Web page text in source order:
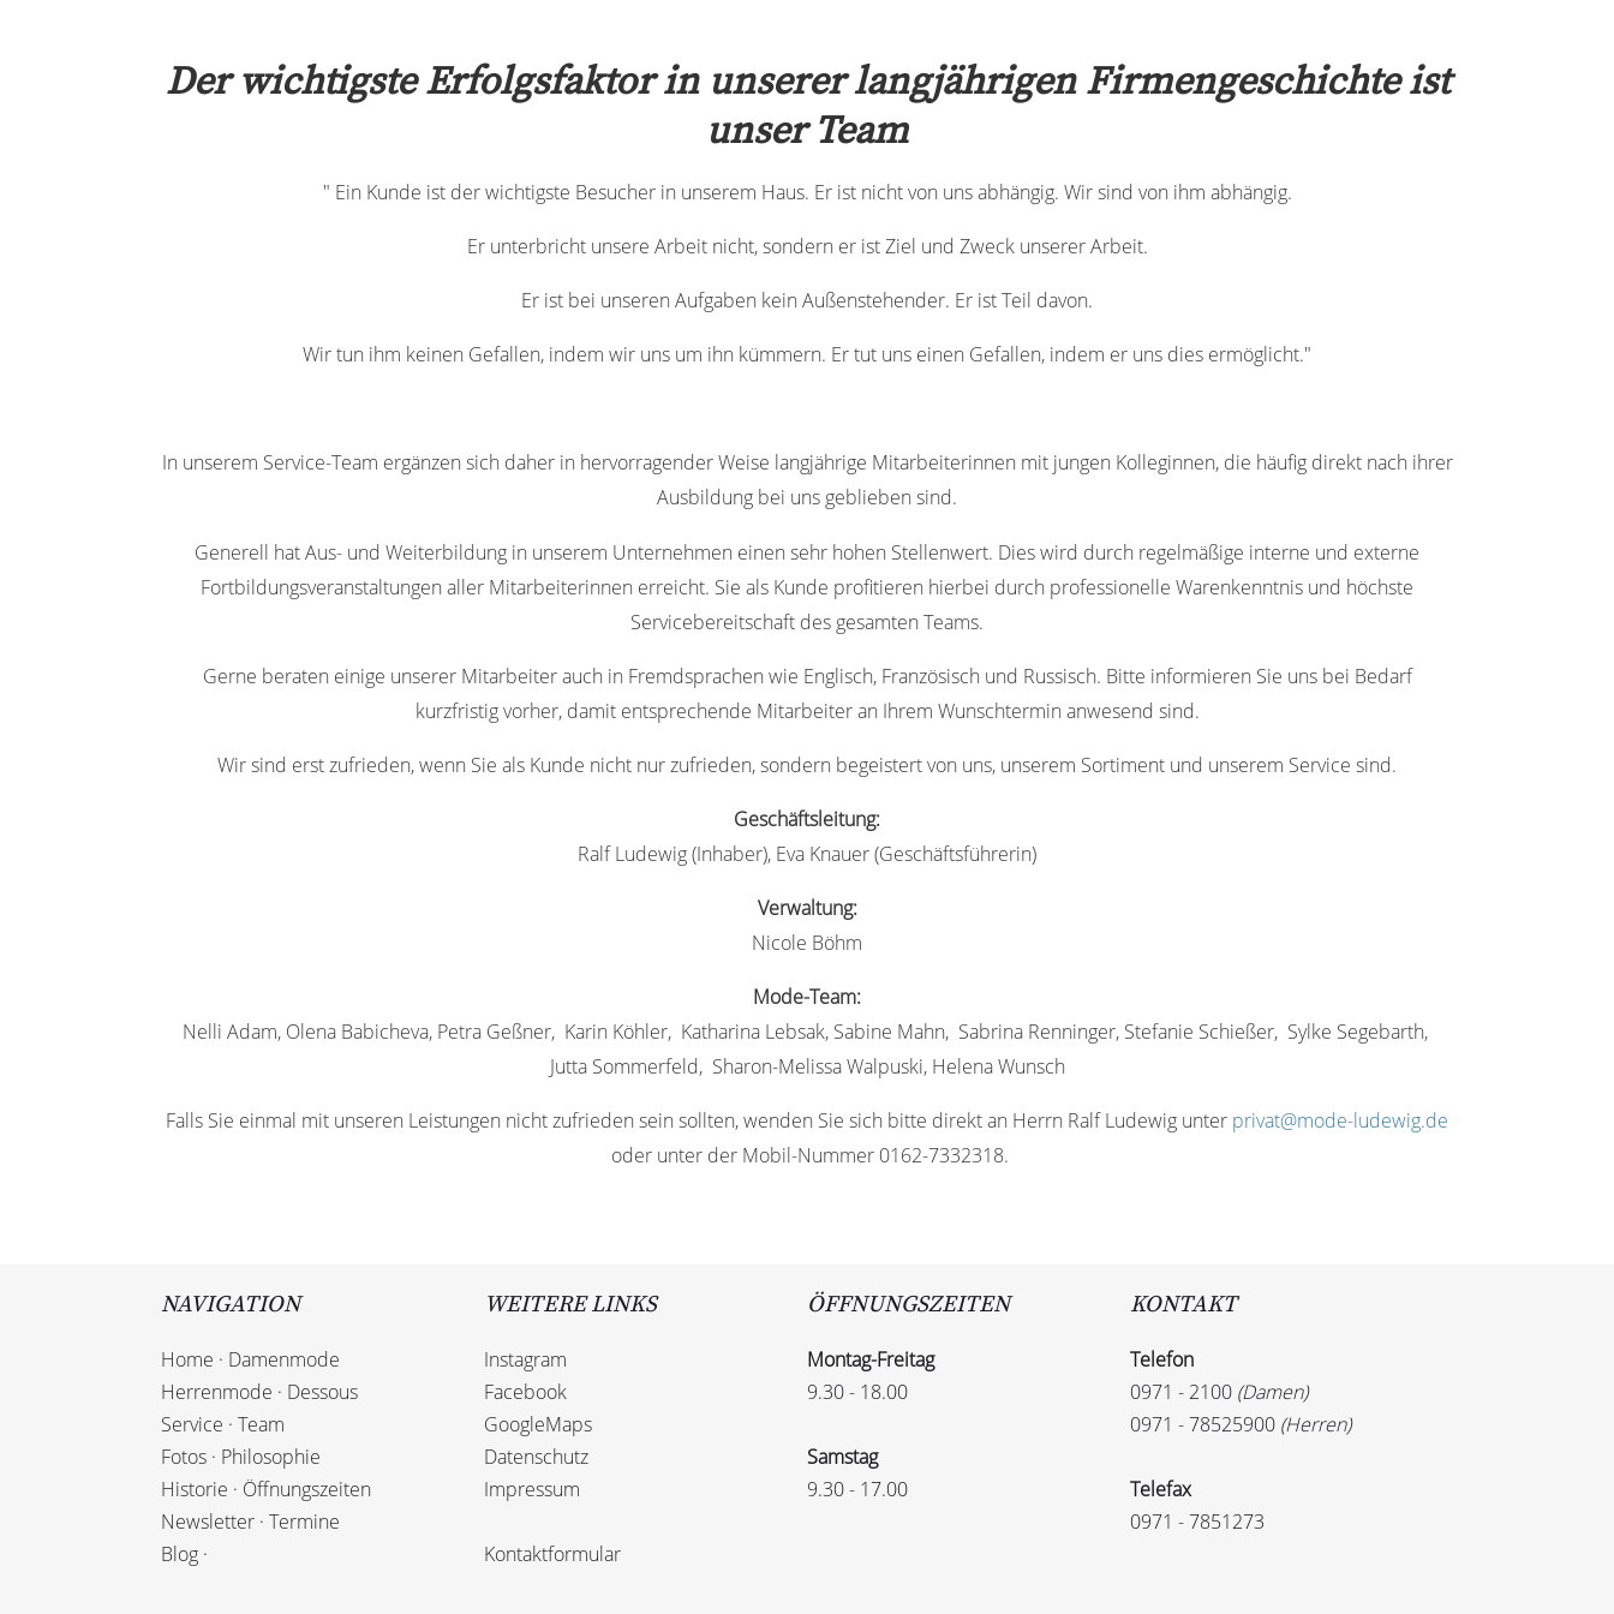
Der wichtigste Erfolgsfaktor in unserer langjährigen Firmengeschichte ist
unser Team
" Ein Kunde ist der wichtigste Besucher in unserem Haus. Er ist nicht von uns abhängig. Wir sind von ihm abhängig.
Er unterbricht unsere Arbeit nicht, sondern er ist Ziel und Zweck unserer Arbeit.
Er ist bei unseren Aufgaben kein Außenstehender. Er ist Teil davon.
Wir tun ihm keinen Gefallen, indem wir uns um ihn kümmern. Er tut uns einen Gefallen, indem er uns dies ermöglicht."
In unserem Service-Team ergänzen sich daher in hervorragender Weise langjährige Mitarbeiterinnen mit jungen Kolleginnen, die häufig direkt nach ihrer
Ausbildung bei uns geblieben sind.
Generell hat Aus- und Weiterbildung in unserem Unternehmen einen sehr hohen Stellenwert. Dies wird durch regelmäßige interne und externe
Fortbildungsveranstaltungen aller Mitarbeiterinnen erreicht. Sie als Kunde profitieren hierbei durch professionelle Warenkenntnis und höchste
Servicebereitschaft des gesamten Teams.
Gerne beraten einige unserer Mitarbeiter auch in Fremdsprachen wie Englisch, Französisch und Russisch. Bitte informieren Sie uns bei Bedarf
kurzfristig vorher, damit entsprechende Mitarbeiter an Ihrem Wunschtermin anwesend sind.
Wir sind erst zufrieden, wenn Sie als Kunde nicht nur zufrieden, sondern begeistert von uns, unserem Sortiment und unserem Service sind.
Geschäftsleitung:
Ralf Ludewig (Inhaber), Eva Knauer (Geschäftsführerin)
Verwaltung:
Nicole Böhm
Mode-Team:
Nelli Adam, Olena Babicheva, Petra Geßner, Karin Köhler, Katharina Lebsak, Sabine Mahn, Sabrina Renninger, Stefanie Schießer, Sylke Segebarth,
Jutta Sommerfeld, Sharon-Melissa Walpuski, Helena Wunsch
Falls Sie einmal mit unseren Leistungen nicht zufrieden sein sollten, wenden Sie sich bitte direkt an Herrn Ralf Ludewig unter privat@mode-ludewig.de
oder unter der Mobil-Nummer 0162-7332318.
NAVIGATION
Home · Damenmode
Herrenmode · Dessous
Service ·Team
Fotos · Philosophie
Historie · Öffnungszeiten
Newsletter ·Termine
Blog ·
WEITERE LINKS
Instagram
Facebook
GoogleMaps
Datenschutz
Impressum
Kontaktformular
ÖFFNUNGSZEITEN
Montag-Freitag
9.30 - 18.00
Samstag
9.30 - 17.00
KONTAKT
Telefon
0971 - 2100 (Damen)
0971 - 78525900 (Herren)
Telefax
0971 - 7851273